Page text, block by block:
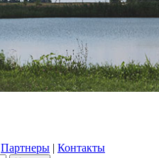
Партнеры | Контакты